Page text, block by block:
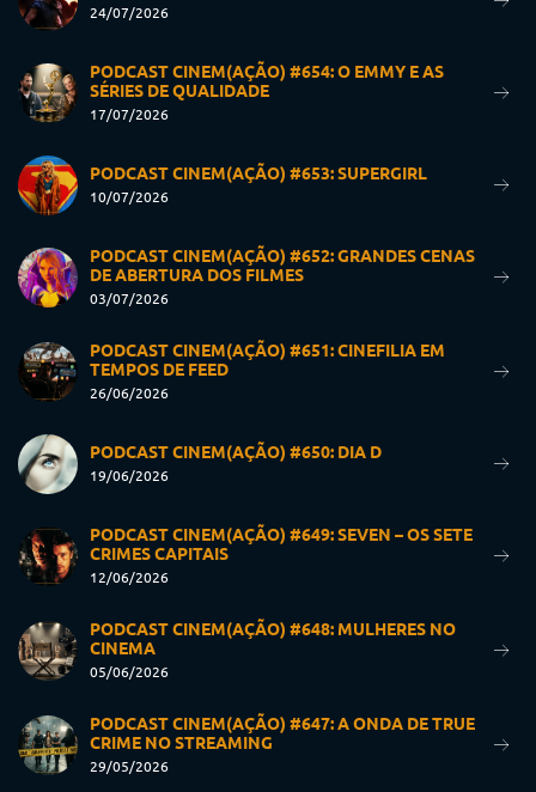
24/07/2026
PODCAST CINEM(AÇÃO) #654: O EMMY E AS
SÉRIES DE QUALIDADE
17/07/2026
PODCAST CINEM(AÇÃO) #653: SUPERGIRL
10/07/2026
PODCAST CINEM(AÇÃO) #652: GRANDES CENAS
DE ABERTURA DOS FILMES
03/07/2026
PODCAST CINEM(AÇÃO) #651: CINEFILIA EM
TEMPOS DE FEED
26/06/2026
PODCAST CINEM(AÇÃO) #650: DIA D
19/06/2026
PODCAST CINEM(AÇÃO) #649: SEVEN – OS SETE
CRIMES CAPITAIS
12/06/2026
PODCAST CINEM(AÇÃO) #648: MULHERES NO
CINEMA
05/06/2026
PODCAST CINEM(AÇÃO) #647: A ONDA DE TRUE
CRIME NO STREAMING
29/05/2026